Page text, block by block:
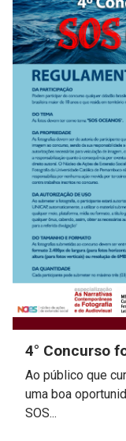
4° Concurso
Ao público que
uma boa
SOS...